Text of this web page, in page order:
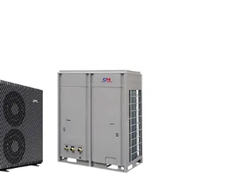
РІВЕНЬ ШУМУ
ПЛОЩА ПРИМІЩЕННЯ